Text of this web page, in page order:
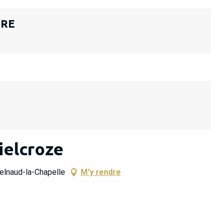
la-Chapelle M'y rendre